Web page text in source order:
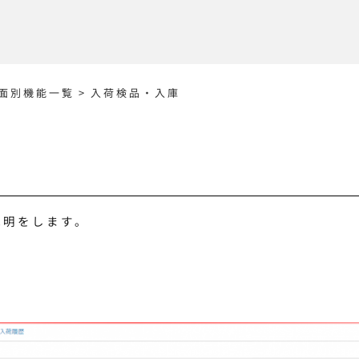
別機能一覧 > 入荷検品・入庫
をします。